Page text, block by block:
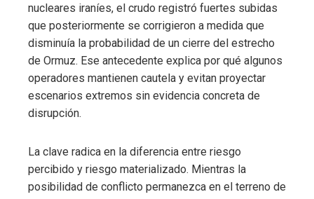
nucleares iraníes, el crudo registró fuertes subidas
que posteriormente se corrigieron a medida que
disminuía la probabilidad de un cierre del estrecho
de Ormuz. Ese antecedente explica por qué algunos
operadores mantienen cautela y evitan proyectar
escenarios extremos sin evidencia concreta de
disrupción.
La clave radica en la diferencia entre riesgo
percibido y riesgo materializado. Mientras la
posibilidad de conflicto permanezca en el terreno de